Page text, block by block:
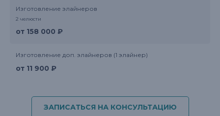
Изготовление элайнеров
2 челюсти
от 158 000 ₽
Изготовление доп. элайнеров (1 элайнер)
от 11 900 ₽
ЗАПИСАТЬСЯ НА КОНСУЛЬТАЦИЮ